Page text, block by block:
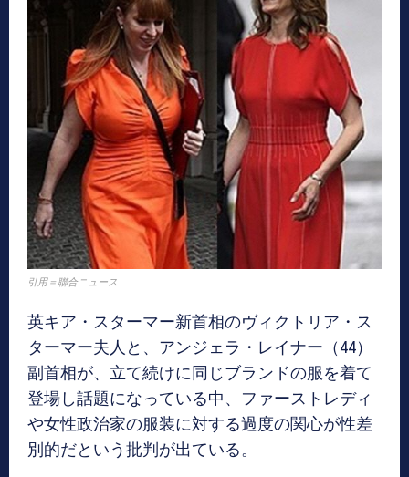
引用＝聯合ニュース
英キア・スターマー新首相のヴィクトリア・ス
ターマー夫人と、アンジェラ・レイナー（44）
副首相が、立て続けに同じブランドの服を着て
登場し話題になっている中、ファーストレディ
や女性政治家の服装に対する過度の関心が性差
別的だという批判が出ている。